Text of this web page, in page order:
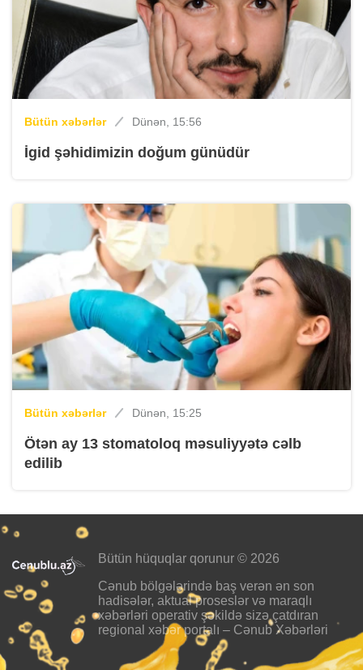
Bütün xəbərlər Dünən, 15:56
İgid şəhidimizin doğum günüdür
Bütün xəbərlər Dünən, 15:25
Ötən ay 13 stomatoloq məsuliyyətə cəlb
edilib
Bütün hüquqlar qorunur © 2026
Cənub bölgələrində baş verən ən son
hadisələr, aktual proseslər və maraqlı
xəbərləri operativ şəkildə sizə çatdıran
regional xəbər portalı – Cənub Xəbərləri